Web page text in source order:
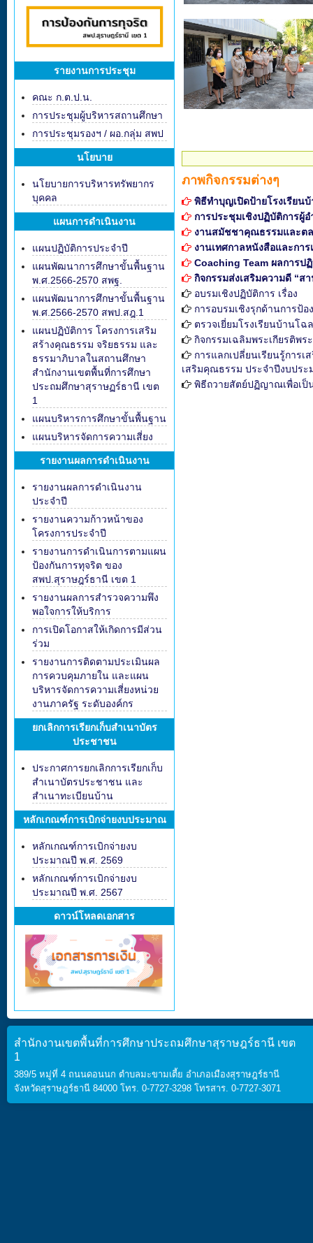
รายงานการประชุม
คณะ ก.ต.ป.น.
การประชุมผู้บริหารสถานศึกษา
การประชุมรองฯ / ผอ.กลุ่ม สพป
นโยบาย
นโยบายการบริหารทรัพยากร
บุคคล
แผนการดำเนินงาน
แผนปฏิบัติการประจำปี
แผนพัฒนาการศึกษาขั้นพื้นฐาน
พ.ศ.2566-2570 สพฐ.
แผนพัฒนาการศึกษาขั้นพื้นฐาน
พ.ศ.2566-2570 สพป.สฎ.1
แผนปฏิบัติการ โครงการเสริม
สร้างคุณธรรม จริยธรรม และ
ธรรมาภิบาลในสถานศึกษา
สำนักงานเขตพื้นที่การศึกษา
ประถมศึกษาสุราษฏร์ธานี เขต
1
แผนบริหารการศึกษาขั้นพื้นฐาน
แผนบริหารจัดการความเสี่ยง
รายงานผลการดำเนินงาน
รายงานผลการดำเนินงาน
ประจำปี
รายงานความก้าวหน้าของ
โครงการประจำปี
รายงานการดำเนินการตามแผน
ป้องกันการทุจริต ของ
สพป.สุราษฎร์ธานี เขต 1
รายงานผลการสำรวจความพึง
พอใจการให้บริการ
การเปิดโอกาสให้เกิดการมีส่วน
ร่วม
รายงานการติดตามประเมินผล
การควบคุมภายใน และแผน
บริหารจัดการความเสี่ยงหน่วย
งานภาครัฐ ระดับองค์กร
ยกเลิกการเรียกเก็บสำเนาบัตร
ประชาชน
ประกาศการยกเลิกการเรียกเก็บ
สำเนาบัตรประชาชน และ
สำเนาทะเบียนบ้าน
หลักเกณฑ์การเบิกจ่ายงบประมาณ
หลักเกณฑ์การเบิกจ่ายงบ
ประมาณปี พ.ศ. 2569
หลักเกณฑ์การเบิกจ่ายงบ
ประมาณปี พ.ศ. 2567
ดาวน์โหลดเอกสาร
ภาพกิจกรรมต่างๆ
พิธีทำบุญเปิดป้ายโรงเรียน
การประชุมเชิงปฏิบัติการผู้
งานสมัชชาคุณธรรมและต
งานเทศกาลหนังสือและกา
Coaching Team ผลการป
กิจกรรมส่งเสริมความดี “ส
อบรมเชิงปฏิบัติการ เรื่อง
การอบรมเชิงรุกด้านการป้
ตรวจเยี่ยมโรงเรียนบ้านโฉ
กิจกรรมเฉลิมพระเกียรติพ
การแลกเปลี่ยนเรียนรู้การ
เสริมคุณธรรม ประจำปีงบปร
พิธีถวายสัตย์ปฏิญาณเพื่อเ
สำนักงานเขตพื้นที่การศึกษาประถมศึกษาสุราษฎร์ธานี เขต
1
389/5 หมู่ที่ 4 ถนนดอนนก ตำบลมะขามเตี้ย อำเภอเมืองสุราษฎร์ธานี
จังหวัดสุราษฎร์ธานี 84000 โทร. 0-7727-3298 โทรสาร. 0-7727-3071